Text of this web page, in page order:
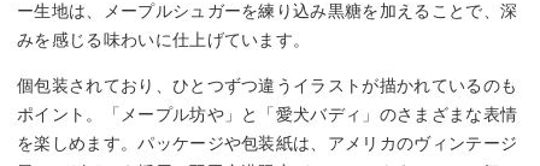
ー生地は、メープルシュガーを練り込み黒糖を加えることで、深
みを感じる味わいに仕上げています。
個包装されており、ひとつずつ違うイラストが描かれているのも
ポイント。「メープル坊や」と「愛犬バディ」のさまざまな表情
を楽しめます。パッケージや包装紙は、アメリカのヴィンテージ